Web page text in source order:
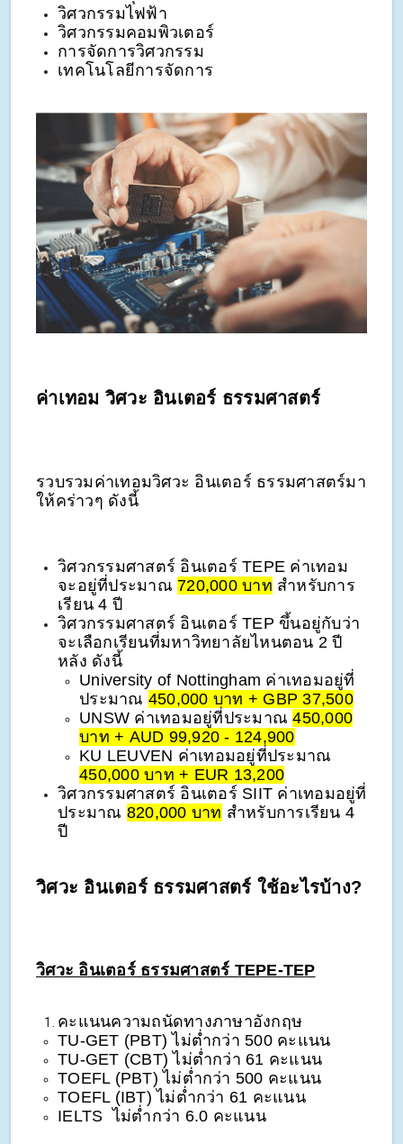
วิศวกรรมไฟฟ้า
วิศวกรรมคอมพิวเตอร์
การจัดการวิศวกรรม
เทคโนโลยีการจัดการ
ค่าเทอม วิศวะ อินเตอร์ ธรรมศาสตร์
รวบรวมค่าเทอมวิศวะ อินเตอร์ ธรรมศาสตร์มา
ให้คร่าวๆ ดังนี้
วิศวกรรมศาสตร์ อินเตอร์ TEPE ค่าเทอม
จะอยู่ที่ประมาณ 720,000 บาท สำหรับการ
เรียน 4 ปี
วิศวกรรมศาสตร์ อินเตอร์ TEP ขึ้นอยู่กับว่า
จะเลือกเรียนที่มหาวิทยาลัยไหนตอน 2 ปี
หลัง ดังนี้
University of Nottingham ค่าเทอมอยู่ที่
ประมาณ 450,000 บาท + GBP 37,500
UNSW ค่าเทอมอยู่ที่ประมาณ450,000
บาท + AUD 99,920 - 124,900
KU LEUVEN ค่าเทอมอยู่ที่ประมาณ
450,000 บาท + EUR 13,200
วิศวกรรมศาสตร์ อินเตอร์ SIIT ค่าเทอมอยู่ที่
ประมาณ 820,000 บาท สำหรับการเรียน 4
ปี
วิศวะ อินเตอร์ ธรรมศาสตร์ ใช้อะไรบ้าง?
วิศวะ อินเตอร์ ธรรมศาสตร์ TEPE-TEP
คะแนนความถนัดทางภาษาอังกฤษ
TU-GET (PBT) ไม่ต่ำกว่า 500 คะแนน
TU-GET (CBT) ไม่ต่ำกว่า 61 คะแนน
TOEFL (PBT) ไม่ต่ำกว่า 500 คะแนน
TOEFL (IBT) ไม่ต่ำกว่า 61 คะแนน
IELTS ไม่ต่ำกว่า 6.0 คะแนน